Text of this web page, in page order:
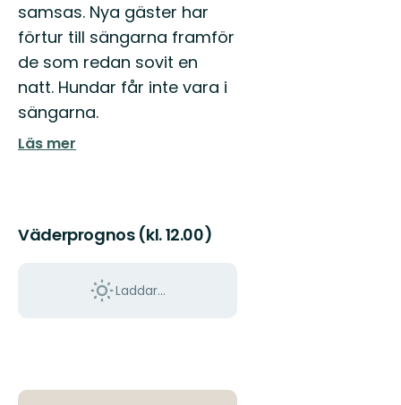
samsas. Nya gäster har
förtur till sängarna framför
de som redan sovit en
natt. Hundar får inte vara i
sängarna.
Läs mer
Väderprognos (kl. 12.00)
Laddar...